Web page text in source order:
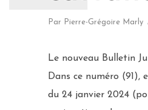
Par Pierre-Grégoire Marly
Le nouveau Bulletin
Dans ce numéro (91),
du 24 janvier 2024